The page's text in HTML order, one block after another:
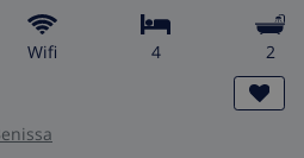
wifi 4 2